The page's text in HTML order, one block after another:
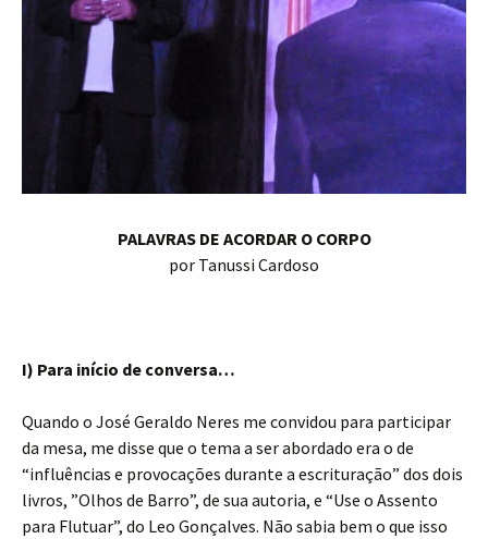
PALAVRAS DE ACORDAR O CORPO
por Tanussi Cardoso
I) Para início de conversa…
Quando o José Geraldo Neres me convidou para participar
da mesa, me disse que o tema a ser abordado era o de
“influências e provocações durante a escrituração” dos dois
livros, ”Olhos de Barro”, de sua autoria, e “Use o Assento
para Flutuar”, do Leo Gonçalves. Não sabia bem o que isso